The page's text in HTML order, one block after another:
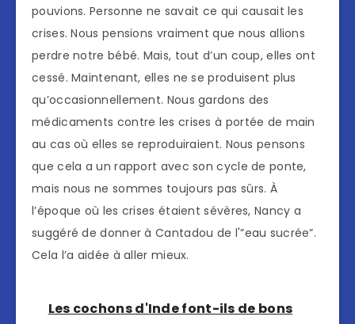
pouvions. Personne ne savait ce qui causait les
crises. Nous pensions vraiment que nous allions
perdre notre bébé. Mais, tout d’un coup, elles ont
cessé. Maintenant, elles ne se produisent plus
qu’occasionnellement. Nous gardons des
médicaments contre les crises à portée de main
au cas où elles se reproduiraient. Nous pensons
que cela a un rapport avec son cycle de ponte,
mais nous ne sommes toujours pas sûrs. À
l’époque où les crises étaient sévères, Nancy a
suggéré de donner à Cantadou de l'”eau sucrée”.
Cela l’a aidée à aller mieux.
Les cochons d'Inde font-ils de bons